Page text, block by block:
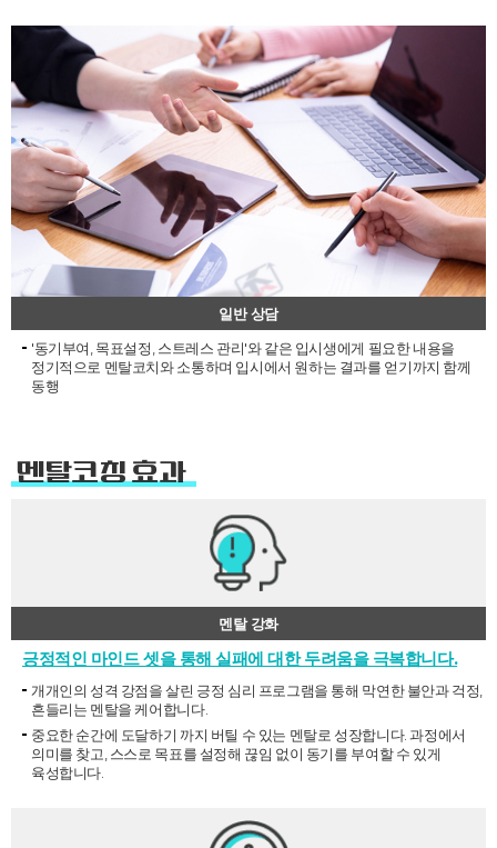
일반 상담
'동기부여, 목표설정, 스트레스 관리'와 같은 입시생에게 필요한 내용을
정기적으로 멘탈코치와 소통하며 입시에서 원하는 결과를 얻기까지 함께
동행
멘탈코칭 효과
멘탈 강화
긍정적인 마인드 셋을 통해 실패에 대한 두려움을 극복합니다.
개개인의 성격 강점을 살린 긍정 심리 프로그램을 통해 막연한 불안과 걱정,
흔들리는 멘탈을 케어합니다.
중요한 순간에 도달하기 까지 버틸 수 있는 멘탈로 성장합니다. 과정에서
의미를 찾고, 스스로 목표를 설정해 끊임 없이 동기를 부여할 수 있게
육성합니다.